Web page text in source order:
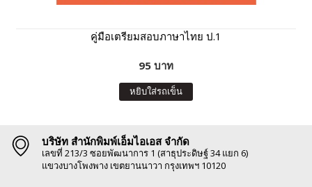
คู่มือเตรียมสอบภาษาไทย ป.1
95 บาท
หยิบใส่รถเข็น
บริษัท สำนักพิมพ์เอ็มไอเอส จำกัด
เลขที่ 213/3 ซอยพัฒนาการ 1 (สาธุประดิษฐ์ 34 แยก 6)
แขวงบางโพงพาง เขตยานนาวา กรุงเทพฯ 10120